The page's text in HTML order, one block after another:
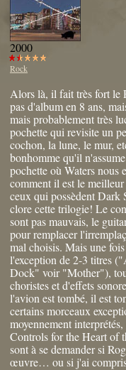
2000
Rock
Alors là, il fait très fort le
pas d'album en 8 ans,
mais probablement très
pochette qui revisite un
cochon, la lune, le mur,
bonhomme qu'il
pochette où Waters nous
comment il est le
ceux qui possèdent
clore cette trilogie! Le
sont pas mauvais, le
pour remplacer
mal choisis. Mais une
l'exception de 2-3 titres
Dock" voir "Mother"),
choristes et d'effets
l'avion est tombé, il est
certains morceaux
moyennement
Controls for the Heart of
sont à se demander si
œuvre… ou si j'ai